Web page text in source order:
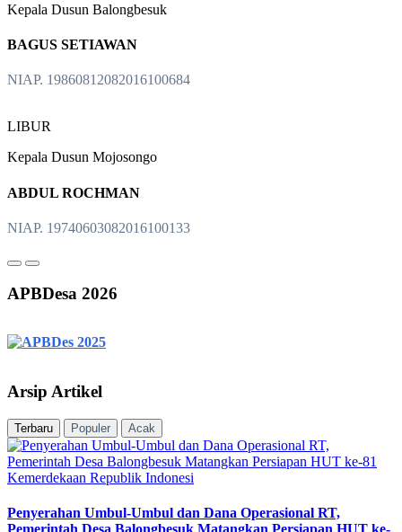
Kepala Dusun Balongbesuk
BAGUS SETIAWAN
NIAP. 19860812082016100684
LIBUR
Kepala Dusun Mojosongo
ABDUL ROCHMAN
NIAP. 19740603082016100133
APBDesa 2026
Arsip Artikel
Terbaru Populer Acak
Penyerahan Umbul-Umbul dan Dana Operasional RT,
Pemerintah Desa Balongbesuk Matangkan Persiapan HUT ke-